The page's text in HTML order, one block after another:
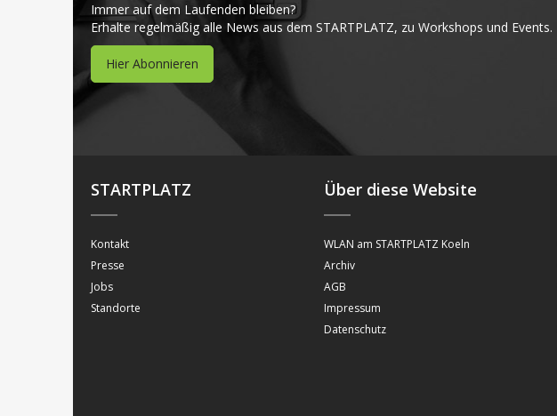
Immer auf dem Laufenden bleiben?
Erhalte regelmäßig alle News aus dem STARTPLATZ, zu Workshops und Events.
Hier Abonnieren
STARTPLATZ
Kontakt
Presse
Jobs
Standorte
Über diese Website
WLAN am STARTPLATZ Koeln
Archiv
AGB
Impressum
Datenschutz